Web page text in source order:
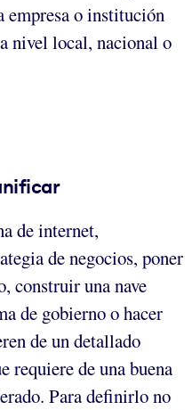
empresa o institución
nivel local, nacional o
de internet,
de negocios, poner
construir una nave
de gobierno o hacer
de un detallado
requiere de una buena
Para definirlo no